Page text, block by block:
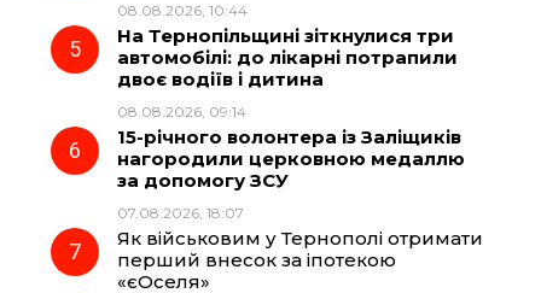
08.08.2026, 10:44
На Тернопільщині зіткнулися три
автомобілі: до лікарні потрапили
двоє водіїв і дитина
08.08.2026, 09:14
15-річного волонтера із Заліщиків
нагородили церковною медаллю
за допомогу ЗСУ
07.08.2026, 18:07
Як військовим у Тернополі отримати
перший внесок за іпотекою
«єОселя»